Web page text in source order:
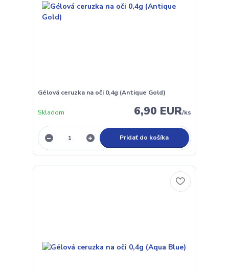
Gélová ceruzka na oči 0,4g (Antique Gold)
6,90 EUR/ks
Skladom
Pridať do košíka